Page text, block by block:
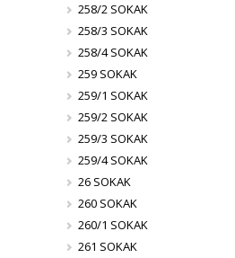
258/2 SOKAK
258/3 SOKAK
258/4 SOKAK
259 SOKAK
259/1 SOKAK
259/2 SOKAK
259/3 SOKAK
259/4 SOKAK
26 SOKAK
260 SOKAK
260/1 SOKAK
261 SOKAK